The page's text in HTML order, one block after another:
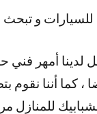
و تبحث
لدينا أمهر فني
، كما أننا
للمنازل